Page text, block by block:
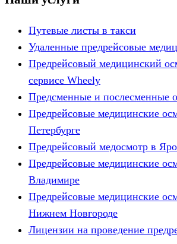
Путевые листы в такси
Удаленные предрейсовые
Предрейсовый медицинский
сервисе Wheely
Предсменные и послесменные
Предрейсовые медицинские
Петербурге
Предрейсовый медосмотр в
Предрейсовые медицинские
Владимире
Предрейсовые медицинские
Нижнем Новгороде
Лицензии на проведение